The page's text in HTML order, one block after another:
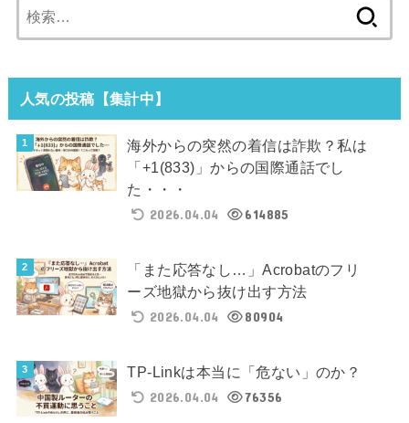
索:
人気の投稿【集計中】
海外からの突然の着信は詐欺？私は
「+1(833)」からの国際通話でし
た・・・
2026.04.04
614885
「また応答なし…」Acrobatのフリ
ーズ地獄から抜け出す方法
2026.04.04
80904
TP-Linkは本当に「危ない」のか？
2026.04.04
76356